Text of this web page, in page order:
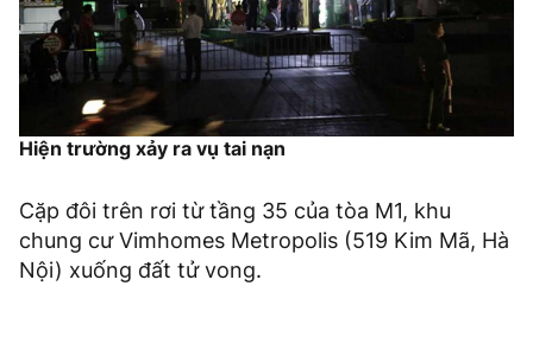
Hiện trường xảy ra vụ tai nạn
Cặp đôi trên rơi từ tầng 35 của tòa M1, khu
chung cư Vimhomes Metropolis (519 Kim Mã, Hà
Nội) xuống đất tử vong.